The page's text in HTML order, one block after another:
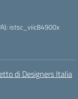
istsc_viic84900x
di Designers Italia